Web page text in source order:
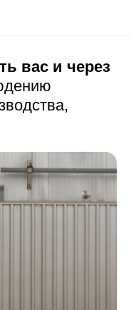
вас и через